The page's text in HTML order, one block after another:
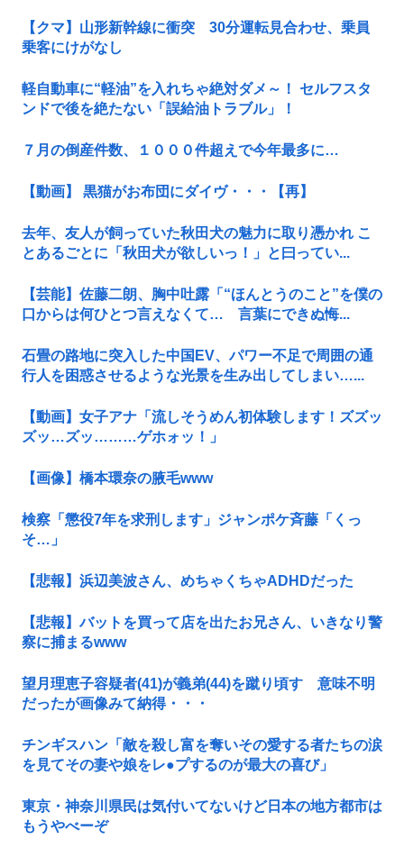
【クマ】山形新幹線に衝突 30分運転見合わせ、乗員
乗客にけがなし
軽自動車に“軽油”を入れちゃ絶対ダメ～！ セルフスタ
ンドで後を絶たない「誤給油トラブル」！
７月の倒産件数、１０００件超えで今年最多に…
【動画】 黒猫がお布団にダイヴ・・・【再】
去年、友人が飼っていた秋田犬の魅力に取り憑かれ こ
とあるごとに「秋田犬が欲しいっ！」と曰ってい...
【芸能】佐藤二朗、胸中吐露「“ほんとうのこと”を僕の
口からは何ひとつ言えなくて… 言葉にできぬ悔...
石畳の路地に突入した中国EV、パワー不足で周囲の通
行人を困惑させるような光景を生み出してしまい…...
【動画】女子アナ「流しそうめん初体験します！ズズッ
ズッ…ズッ………ゲホォッ！」
【画像】橋本環奈の腋毛www
検察「懲役7年を求刑します」ジャンポケ斉藤「くっ
そ…」
【悲報】浜辺美波さん、めちゃくちゃADHDだった
【悲報】バットを買って店を出たお兄さん、いきなり警
察に捕まるwww
望月理恵子容疑者(41)が義弟(44)を蹴り頃す 意味不明
だったが画像みて納得・・・
チンギスハン「敵を殺し富を奪いその愛する者たちの涙
を見てその妻や娘をレ●プするのが最大の喜び」
東京・神奈川県民は気付いてないけど日本の地方都市は
もうやべーぞ